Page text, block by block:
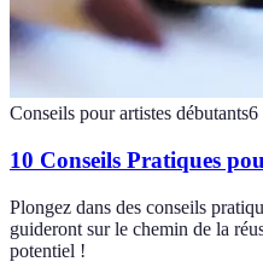
Conseils pour artistes débutants6
10 Conseils Pratiques
Plongez dans des conseils
guideront sur le chemin de la
potentiel !